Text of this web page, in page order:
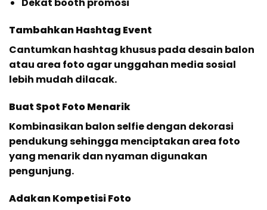
Dekat booth promosi
Tambahkan Hashtag Event
Cantumkan hashtag khusus pada desain balon
atau area foto agar unggahan media sosial
lebih mudah dilacak.
Buat Spot Foto Menarik
Kombinasikan balon selfie dengan dekorasi
pendukung sehingga menciptakan area foto
yang menarik dan nyaman digunakan
pengunjung.
Adakan Kompetisi Foto